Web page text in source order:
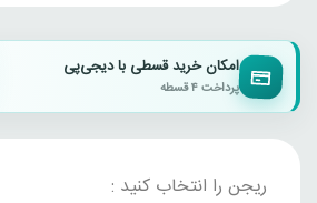
امکان خرید قسطی با دیجی‌پی
پرداخت ۴ قسطه
ریجن را انتخاب کنید :